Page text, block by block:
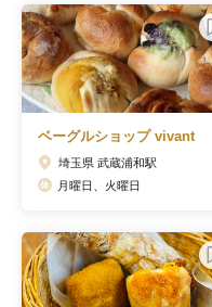
ベーグルショップ vivant
埼玉県 武蔵浦和駅
月曜日、火曜日